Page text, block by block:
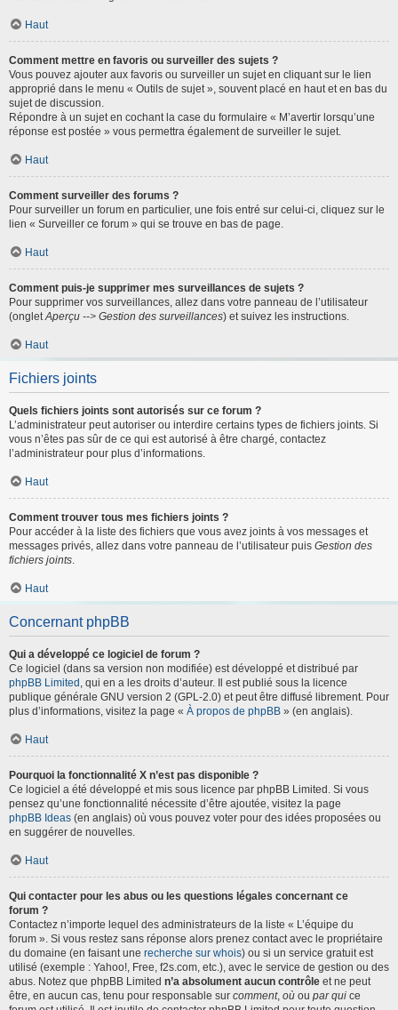
Haut
Comment mettre en favoris ou surveiller des sujets ?
Vous pouvez ajouter aux favoris ou surveiller un sujet en cliquant sur le lien
approprié dans le menu « Outils de sujet », souvent placé en haut et en bas du
sujet de discussion.
Répondre à un sujet en cochant la case du formulaire « M’avertir lorsqu’une
réponse est postée » vous permettra également de surveiller le sujet.
Haut
Comment surveiller des forums ?
Pour surveiller un forum en particulier, une fois entré sur celui-ci, cliquez sur le
lien « Surveiller ce forum » qui se trouve en bas de page.
Haut
Comment puis-je supprimer mes surveillances de sujets ?
Pour supprimer vos surveillances, allez dans votre panneau de l’utilisateur
(ongletAperçu --> Gestion des surveillances) et suivez les instructions.
Haut
Fichiers joints
Quels fichiers joints sont autorisés sur ce forum ?
L’administrateur peut autoriser ou interdire certains types de fichiers joints. Si
vous n’êtes pas sûr de ce qui est autorisé à être chargé, contactez
l’administrateur pour plus d’informations.
Haut
Comment trouver tous mes fichiers joints ?
Pour accéder à la liste des fichiers que vous avez joints à vos messages et
messages privés, allez dans votre panneau de l’utilisateur puis Gestion des
fichiers joints.
Haut
Concernant phpBB
Qui a développé ce logiciel de forum ?
Ce logiciel (dans sa version non modifiée) est développé et distribué par
phpBB Limited , qui en a les droits d’auteur. Il est publié sous la licence
publique générale GNU version 2 (GPL-2.0) et peut être diffusé librement. Pour
plus d’informations, visitez la page « À propos de phpBB » (en anglais).
Haut
Pourquoi la fonctionnalité X n’est pas disponible ?
Ce logiciel a été développé et mis sous licence par phpBB Limited. Si vous
pensez qu’une fonctionnalité nécessite d’être ajoutée, visitez la page
phpBB Ideas (en anglais) où vous pouvez voter pour des idées proposées ou
en suggérer de nouvelles.
Haut
Qui contacter pour les abus ou les questions légales concernant ce
forum ?
Contactez n’importe lequel des administrateurs de la liste « L’équipe du
forum ». Si vous restez sans réponse alors prenez contact avec le propriétaire
du domaine (en faisant une recherche sur whois) ou si un service gratuit est
utilisé (exemple : Yahoo!, Free, f2s.com, etc.), avec le service de gestion ou des
abus. Notez que phpBB Limited n’a absolument aucun contrôle et ne peut
être, en aucun cas, tenu pour responsable sur comment, où ou par qui ce